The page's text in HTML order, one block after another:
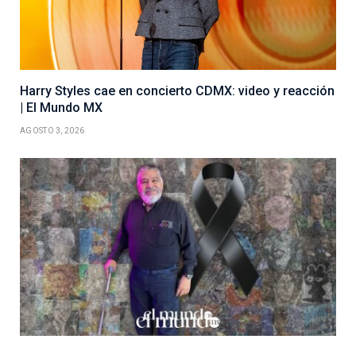
Harry Styles cae en concierto CDMX: video y reacción
| El Mundo MX
AGOSTO 3, 2026